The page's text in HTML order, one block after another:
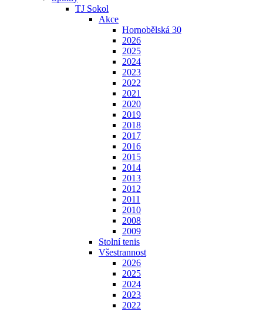
TJ Sokol
Akce
Hornobělská 30
2026
2025
2024
2023
2022
2021
2020
2019
2018
2017
2016
2015
2014
2013
2012
2011
2010
2008
2009
Stolní tenis
Všestrannost
2026
2025
2024
2023
2022